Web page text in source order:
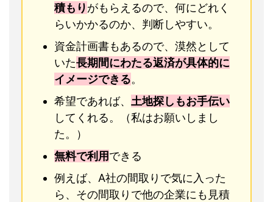
積もりがもらえるので、何にどれく
らいかかるのか、判断しやすい。
資金計画書もあるので、漠然として
いた長期間にわたる返済が具体的に
イメージできる。
希望であれば、 土地探しもお手伝い
してくれる。（私はお願いしまし
た。）
無料で利用できる
例えば、A社の間取りで気に入った
ら、その間取りで他の企業にも見積